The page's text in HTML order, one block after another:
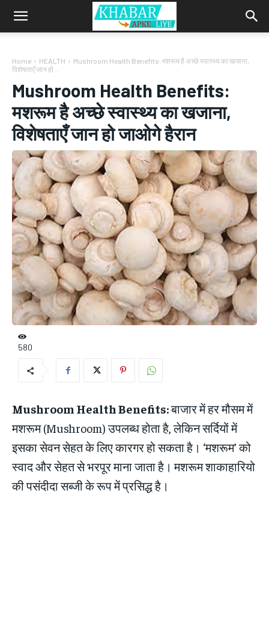
Home HEALTH
Mushroom Health Benefits: मशरूम है अच्छे स्वास्थ्य का खजाना,
विशेषताएँ जान हो...
Mushroom Health Benefits:
मशरूम है अच्छे स्वास्थ्य का खजाना,
विशेषताएँ जान हो जाओगे हैरान
580
Mushroom Health Benefits:बाजार में हर मौसम में
मशरूम (Mushroom) उपलब्ध होता है, लेकिन सर्दियों में
इसका सेवन सेहत के लिए कारगर हो सकता है। ‘मशरूम’ को
स्वाद और सेहत से भरपूर माना जाता है। मशरूम शाकाहारियो
की पसंदीदा सब्जी के रूप में प्रसिद्ध है।